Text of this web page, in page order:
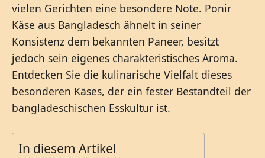
vielen Gerichten eine besondere Note. Ponir
Käse aus Bangladesch ähnelt in seiner
Konsistenz dem bekannten Paneer, besitzt
jedoch sein eigenes charakteristisches Aroma.
Entdecken Sie die kulinarische Vielfalt dieses
besonderen Käses, der ein fester Bestandteil der
bangladeschischen Esskultur ist.
In diesem Artikel